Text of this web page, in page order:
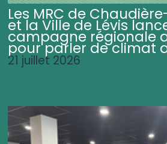
Les MRC de
et la Ville de Lévis
campagne régionale
pour parler de climat
21 juillet 2026